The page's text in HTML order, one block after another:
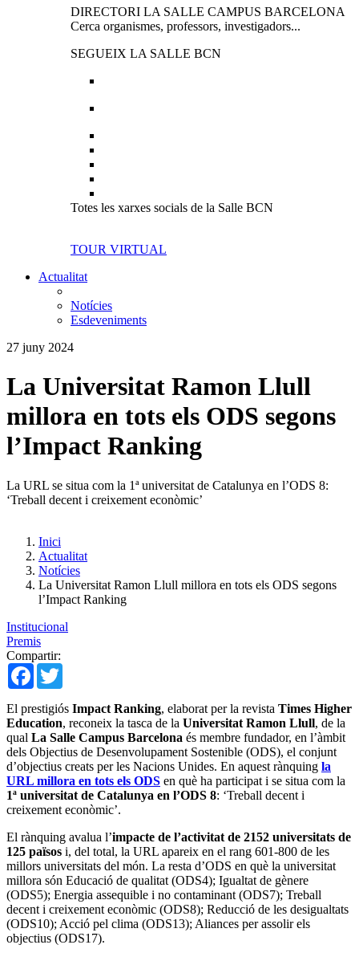
DIRECTORI LA SALLE CAMPUS BARCELONA
Cerca organismes, professors, investigadors...
SEGUEIX LA SALLE BCN
Totes les xarxes socials de la Salle BCN
TOUR VIRTUAL
Actualitat
Notícies
Esdeveniments
27 juny 2024
La Universitat Ramon Llull
millora en tots els ODS segons
l’Impact Ranking
La URL se situa com la 1ª universitat de Catalunya en l’ODS 8:
‘Treball decent i creixement econòmic’
Inici
Actualitat
Notícies
La Universitat Ramon Llull millora en tots els ODS segons
l’Impact Ranking
Institucional
Premis
Compartir:
Facebook
El prestigiós Impact Ranking, elaborat per la revista Times Higher
Education, reconeix la tasca de la Universitat Ramon Llull, de la
qual La Salle Campus Barcelona és membre fundador, en l’àmbit
dels Objectius de Desenvolupament Sostenible (ODS), el conjunt
d’objectius creats per les Nacions Unides. En aquest rànquing la
URL millora en tots els ODS en què ha participat i se situa com la
1ª universitat de Catalunya en l’ODS 8: ‘Treball decent i
creixement econòmic’.
El rànquing avalua l’impacte de l’activitat de 2152 universitats de
125 països i, del total, la URL apareix en el rang 601-800 de les
millors universitats del món. La resta d’ODS en què la universitat
millora són Educació de qualitat (ODS4); Igualtat de gènere
(ODS5); Energia assequible i no contaminant (ODS7); Treball
decent i creixement econòmic (ODS8); Reducció de les desigualtats
(ODS10); Acció pel clima (ODS13); Aliances per assolir els
objectius (ODS17).